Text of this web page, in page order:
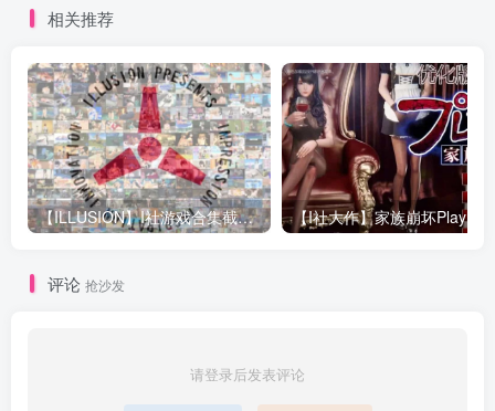
相关推荐
【ILLUSION】I社游戏合集截至2025 无修正汉化硬盘纯净版手慢无[微云/OD]
评论 抢沙发
请登录后发表评论